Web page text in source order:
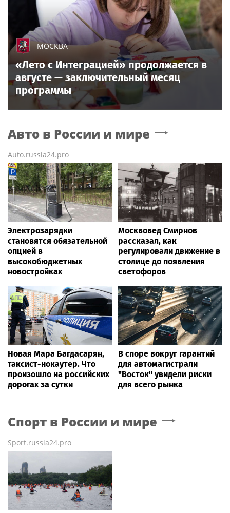
МОСКВА
«Лето с Интеграцией» продолжается в
августе — заключительный месяц
программы
Авто в России и мире
Auto.russia24.pro
Электрозарядки
становятся обязательной
опцией в
высокобюджетных
новостройках
Москвовед Смирнов
рассказал, как
регулировали движение в
столице до появления
светофоров
Новая Мара Багдасарян,
таксист-нокаутер. Что
произошло на российских
дорогах за сутки
В споре вокруг гарантий
для автомагистрали
"Восток" увидели риски
для всего рынка
Спорт в России и мире
Sport.russia24.pro